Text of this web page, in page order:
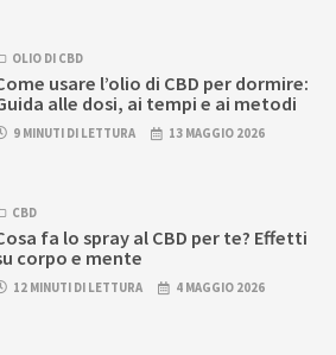
OLIO DI CBD
usare l’olio di CBD per dormire:
alle dosi, ai tempi e ai metodi
9 MINUTI DI LETTURA 13 MAGGIO 2026
CBD
fa lo spray al CBD per te? Effetti
corpo e mente
12 MINUTI DI LETTURA 4 MAGGIO 2026